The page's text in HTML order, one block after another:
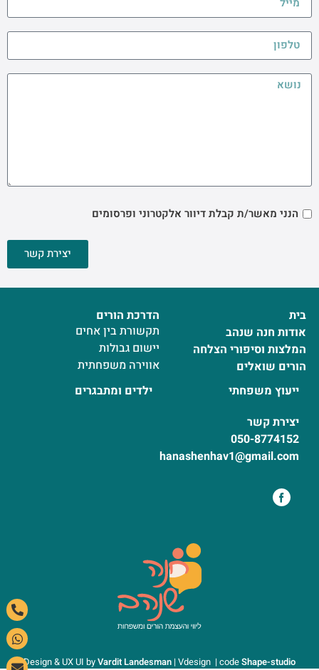
הנני מאשר/ת קבלת דיוור אלקטרוני ופרסומים
יצירת קשר
בית
אודות חנה שנהב
המלצות וסיפורי הצלחה
הורים שואלים
הדרכת הורים
תקשורת בין אחים
יישום גבולות
אווירה משפחתית
ייעוץ משפחתי
ילדים ומתבגרים
יצירת קשר
050-8774152
hanashenhav1@gmail.com
Design & UX UI byVardit Landesman | Vdesign | codeShape-studio